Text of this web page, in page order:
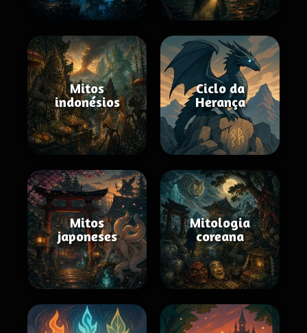
Mitos
indonésios
Ciclo da
Herança
Mitos
japoneses
Mitologia
coreana